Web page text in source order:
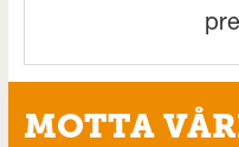
MOTTA